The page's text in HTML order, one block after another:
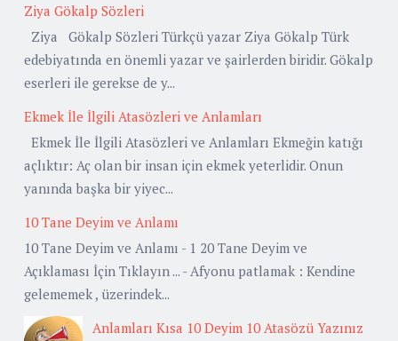
Ziya Gökalp Sözleri
Ziya Gökalp Sözleri Türkçü yazar Ziya Gökalp Türk
edebiyatında en önemli yazar ve şairlerden biridir. Gökalp
eserleri ile gerekse de y...
Ekmek İle İlgili Atasözleri ve Anlamları
Ekmek İle İlgili Atasözleri ve Anlamları Ekmeğin katığı
açlıktır: Aç olan bir insan için ekmek yeterlidir. Onun
yanında başka bir yiyec...
10 Tane Deyim ve Anlamı
10 Tane Deyim ve Anlamı - 1 20 Tane Deyim ve
Açıklaması İçin Tıklayın ... - Afyonu patlamak : Kendine
gelememek , üzerindek...
Anlamları Kısa 10 Deyim 10 Atasözü Yazınız